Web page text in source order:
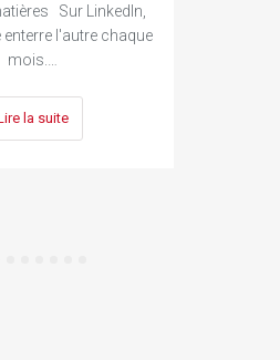
Sur LinkedIn,
l'autre chaque
mois.…
la suite